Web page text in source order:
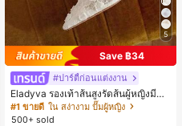
5
Save ฿34
#ปาร์ตี้ก่อนแต่งงาน
Eladyva รองเท้าส้นสูงรัดส้นผู้หญิงมีดอ
กไม้ประดับตาข่ายเสริมและสามารถสว
มได้สองแบบ ส้นสูง 7 ซม. รูปแบบโรมัน
#1 ขายดี ใน สง่างาม ปั๊มผู้หญิง
500+ sold